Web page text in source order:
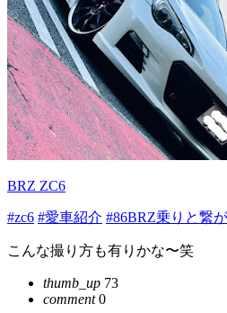
BRZ ZC6
#zc6 #愛車紹介 #86BRZ乗りと繋
こんな撮り方も有りかな〜笑
thumb_up 73
comment0